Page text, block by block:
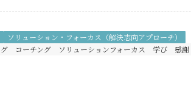
ソリューション・フォーカス（解決志向アプローチ）
コーチング ソリューションフォーカス 学び 感謝